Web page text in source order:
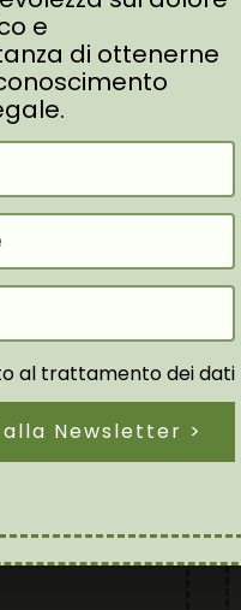
Iscriviti
alla
Newsletter
e
di ottenerne
al trattamento dei dati
Newsletter >